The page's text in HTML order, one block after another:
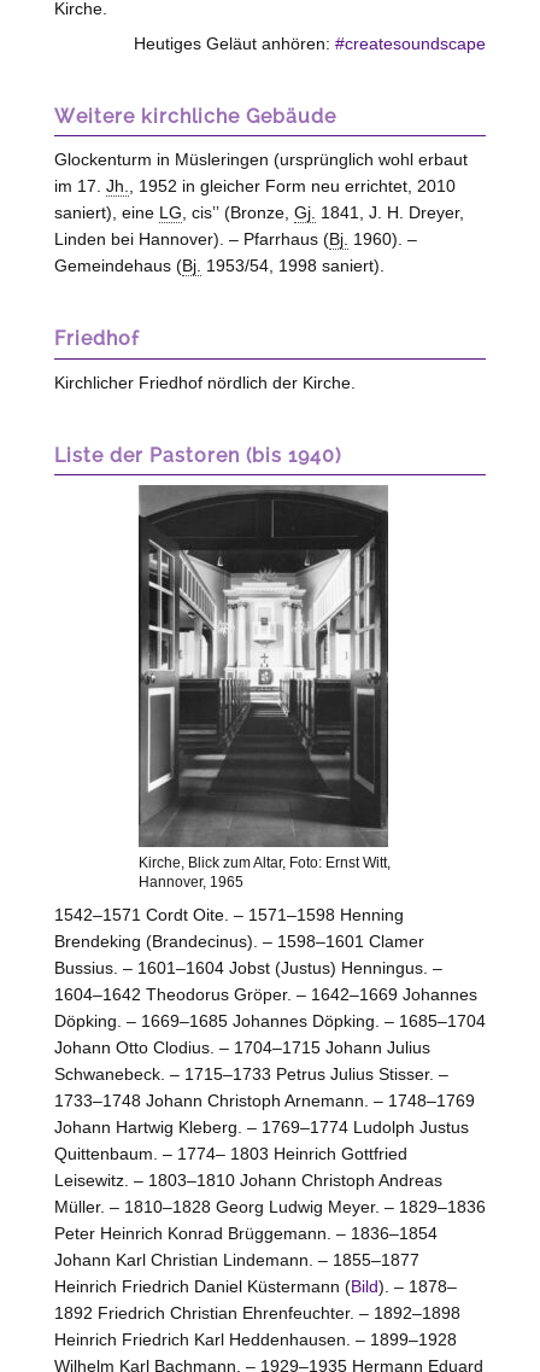
Kirche.
Heutiges Geläut anhören:#createsoundscape
Weitere kirchliche Gebäude
Glockenturm in Müsleringen (ursprünglich wohl erbaut
im 17. Jh., 1952 in gleicher Form neu errichtet, 2010
saniert), eine LG, cisʼʼ (Bronze, Gj. 1841, J. H. Dreyer,
Linden bei Hannover). – Pfarrhaus (Bj. 1960). –
Gemeindehaus (Bj. 1953/54, 1998 saniert).
Friedhof
Kirchlicher Friedhof nördlich der Kirche.
Liste der Pastoren (bis 1940)
Kirche, Blick zum Altar, Foto: Ernst Witt,
Hannover, 1965
1542–1571 Cordt Oite. – 1571–1598 Henning
Brendeking (Brandecinus). – 1598–1601 Clamer
Bussius. – 1601–1604 Jobst (Justus) Henningus. –
1604–1642 Theodorus Gröper. – 1642–1669 Johannes
Döpking. – 1669–1685 Johannes Döpking. – 1685–1704
Johann Otto Clodius. – 1704–1715 Johann Julius
Schwanebeck. – 1715–1733 Petrus Julius Stisser. –
1733–1748 Johann Christoph Arnemann. – 1748–1769
Johann Hartwig Kleberg. – 1769–1774 Ludolph Justus
Quittenbaum. – 1774– 1803 Heinrich Gottfried
Leisewitz. – 1803–1810 Johann Christoph Andreas
Müller. – 1810–1828 Georg Ludwig Meyer. – 1829–1836
Peter Heinrich Konrad Brüggemann. – 1836–1854
Johann Karl Christian Lindemann. – 1855–1877
Heinrich Friedrich Daniel Küstermann (Bild). – 1878–
1892 Friedrich Christian Ehrenfeuchter. – 1892–1898
Heinrich Friedrich Karl Heddenhausen. – 1899–1928
Wilhelm Karl Bachmann. – 1929–1935 Hermann Eduard